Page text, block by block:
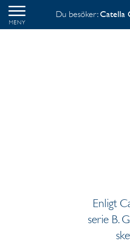
MENY
Du besöker:Catella
Enligt
serie B.